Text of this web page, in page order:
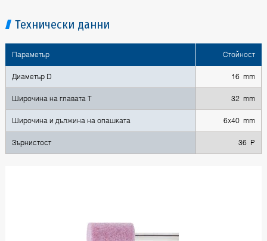
Технически данни
Параметър Стойност
Диаметър D 16 mm
Широчина на главата T 32 mm
Широчина и дължина на опашката 6x40 mm
Зърнистост 36 P